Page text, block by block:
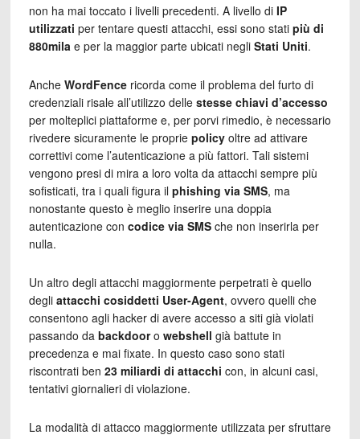
non ha mai toccato i livelli precedenti. A livello di IP
utilizzati per tentare questi attacchi, essi sono stati più di
880mila e per la maggior parte ubicati negli Stati Uniti.
Anche WordFencericorda come il problema del furto di
credenziali risale all’utilizzo delle stesse chiavi d’accesso
per molteplici piattaforme e, per porvi rimedio, è necessario
rivedere sicuramente le proprie policyoltre ad attivare
correttivi come l’autenticazione a più fattori. Tali sistemi
vengono presi di mira a loro volta da attacchi sempre più
sofisticati, tra i quali figura il phishing via SMS, ma
nonostante questo è meglio inserire una doppia
autenticazione con codice via SMSche non inserirla per
nulla.
Un altro degli attacchi maggiormente perpetrati è quello
degli attacchi cosiddetti User-Agent, ovvero quelli che
consentono agli hacker di avere accesso a siti già violati
passando da backdooro webshell già battute in
precedenza e mai fixate. In questo caso sono stati
riscontrati ben 23 miliardi di attacchi con, in alcuni casi,
tentativi giornalieri di violazione.
La modalità di attacco maggiormente utilizzata per sfruttare